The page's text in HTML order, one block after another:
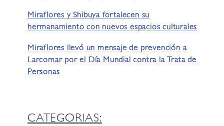
Miraflores y Shibuya fortalecen su
hermanamiento con nuevos espacios culturales
Miraflores llevó un mensaje de prevención a
Larcomar por el Día Mundial contra la Trata de
Personas
CATEGORIAS: